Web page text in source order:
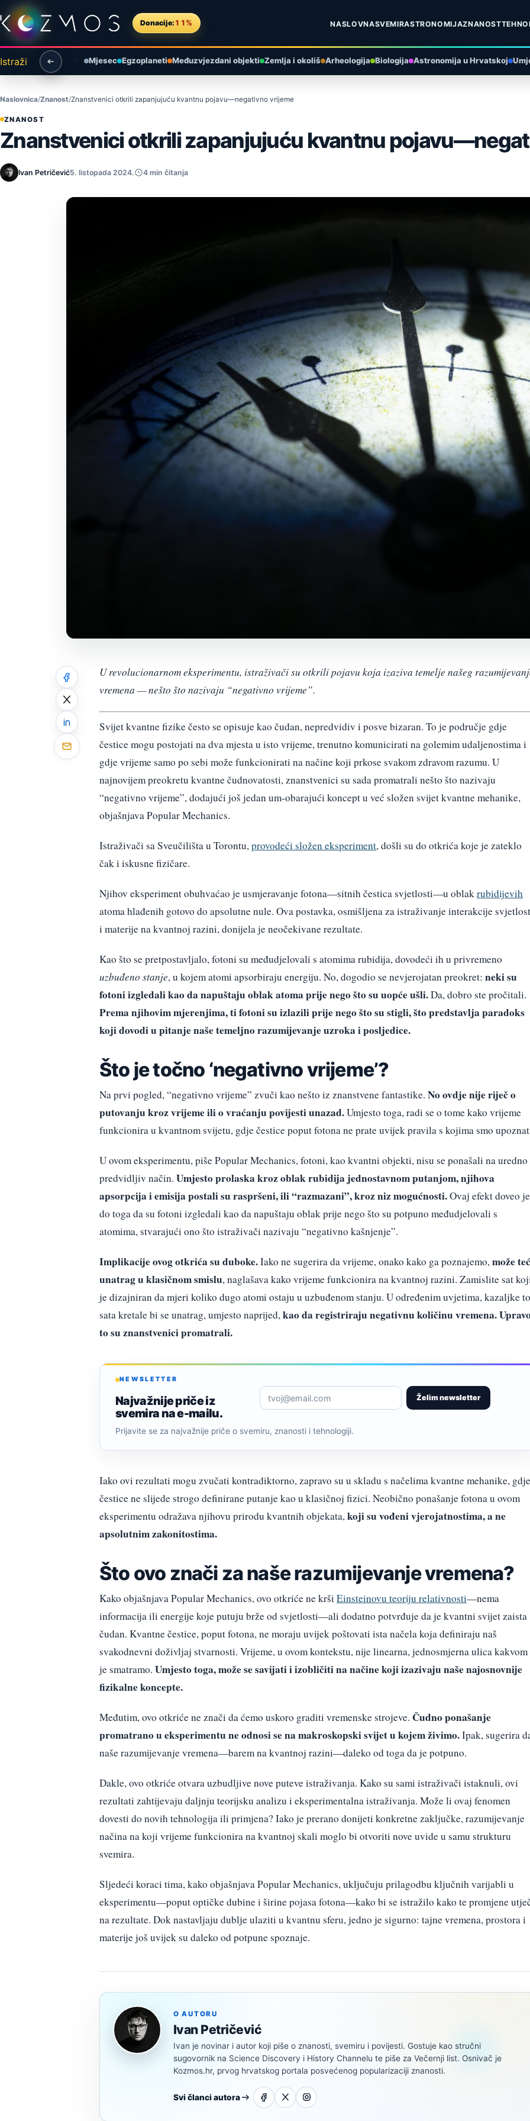
Preskoči na sadržaj
Donacije: 11% NASLOVNASVEMIRASTRONOMIJAZNANOST
Istraži Mjesec Egzoplaneti Međuzvjezdani objekti Zemlja i okoliš Arheologija Biologija Astronomija u Hrvatskoj
Naslovnica Znanost Znanstvenici otkrili zapanjujuću kvantnu pojavu—negativno vrijeme
ZNANOST
Znanstvenici otkrili zapanjujuću kvantnu
Ivan Petričević5. listopada 2024. 4 min čitanja
U revolucionarnom eksperimentu, istraživači su otkrili pojavu koja izaziva temelje našeg
vremena — nešto što nazivaju “negativno vrijeme”.
Svijet kvantne fizike često se opisuje kao čudan, nepredvidiv i posve bizaran. To je područje gdje
čestice mogu postojati na dva mjesta u isto vrijeme, trenutno komunicirati na golemim udaljenostima i
gdje vrijeme samo po sebi može funkcionirati na načine koji prkose svakom zdravom razumu. U
najnovijem preokretu kvantne čudnovatosti, znanstvenici su sada promatrali nešto što nazivaju
“negativno vrijeme”, dodajući još jedan um-obarajući koncept u već složen svijet kvantne mehanike,
objašnjava Popular Mechanics.
Istraživači sa Sveučilišta u Torontu,provodeći složen eksperiment, došli su do otkrića koje je zateklo
čak i iskusne fizičare.
Njihov eksperiment obuhvaćao je usmjeravanje fotona—sitnih čestica svjetlosti—u oblakrubidijevih
atoma hlađenih gotovo do apsolutne nule. Ova postavka, osmišljena za istraživanje interakcije
i materije na kvantnoj razini, donijela je neočekivane rezultate.
Kao što se pretpostavljalo, fotoni su međudjelovali s atomima rubidija, dovodeći ih u privremeno
uzbuđeno stanje, u kojem atomi apsorbiraju energiju. No, dogodio se nevjerojatan preokret: neki su
fotoni izgledali kao da napuštaju oblak atoma prije nego što su uopće ušli.Da, dobro ste pročitali.
Prema njihovim mjerenjima, ti fotoni su izlazili prije nego što su stigli, što predstavlja paradoks
koji dovodi u pitanje naše temeljno razumijevanje uzroka i posljedice.
Što je točno ‘negativno vrijeme’?
Na prvi pogled, “negativno vrijeme” zvuči kao nešto iz znanstvene fantastike. No ovdje nije riječ o
putovanju kroz vrijeme ili o vraćanju povijesti unazad.Umjesto toga, radi se o tome kako vrijeme
funkcionira u kvantnom svijetu, gdje čestice poput fotona ne prate uvijek pravila s kojima smo
U ovom eksperimentu, piše Popular Mechanics, fotoni, kao kvantni objekti, nisu se ponašali na uredno
predvidljiv način. Umjesto prolaska kroz oblak rubidija jednostavnom putanjom, njihova
apsorpcija i emisija postali su raspršeni, ili “razmazani”, kroz niz mogućnosti.Ovaj efekt doveo je
do toga da su fotoni izgledali kao da napuštaju oblak prije nego što su potpuno međudjelovali s
atomima, stvarajući ono što istraživači nazivaju “negativno kašnjenje”.
Implikacije ovog otkrića su duboke.Iako ne sugerira da vrijeme, onako kako ga poznajemo,može
unatrag u klasičnom smislu, naglašava kako vrijeme funkcionira na kvantnoj razini. Zamislite sat
je dizajniran da mjeri koliko dugo atomi ostaju u uzbuđenom stanju. U određenim uvjetima, kazaljke
sata kretale bi se unatrag, umjesto naprijed,kao da registriraju negativnu količinu vremena.
to su znanstvenici promatrali.
NEWSLETTER
Najvažnije priče iz
svemira na e-mailu.
Želim newsletter
Prijavite se za najvažnije priče o svemiru, znanosti i tehnologiji.
Iako ovi rezultati mogu zvučati kontradiktorno, zapravo su u skladu s načelima kvantne mehanike, gdje
čestice ne slijede strogo definirane putanje kao u klasičnoj fizici. Neobično ponašanje fotona u ovom
eksperimentu odražava njihovu prirodu kvantnih objekata,koji su vođeni vjerojatnostima, a ne
apsolutnim zakonitostima.
Što ovo znači za naše razumijevanje vremena?
Kako objašnjava Popular Mechanics, ovo otkriće ne krši Einsteinovu teoriju relativnosti—nema
informacija ili energije koje putuju brže od svjetlosti—ali dodatno potvrđuje da je kvantni svijet zaista
čudan. Kvantne čestice, poput fotona, ne moraju uvijek poštovati ista načela koja definiraju naš
svakodnevni doživljaj stvarnosti. Vrijeme, u ovom kontekstu, nije linearna, jednosmjerna ulica kakvom
je smatramo. Umjesto toga, može se savijati i izobličiti na načine koji izazivaju naše najosnovnije
fizikalne koncepte.
Međutim, ovo otkriće ne znači da ćemo uskoro graditi vremenske strojeve. Čudno ponašanje
promatrano u eksperimentu ne odnosi se na makroskopski svijet u kojem živimo.Ipak, sugerira
naše razumijevanje vremena—barem na kvantnoj razini—daleko od toga da je potpuno.
Dakle, ovo otkriće otvara uzbudljive nove puteve istraživanja. Kako su sami istraživači istaknuli, ovi
rezultati zahtijevaju daljnju teorijsku analizu i eksperimentalna istraživanja. Može li ovaj fenomen
dovesti do novih tehnologija ili primjena? Iako je prerano donijeti konkretne zaključke, razumijevanje
načina na koji vrijeme funkcionira na kvantnoj skali moglo bi otvoriti nove uvide u samu strukturu
svemira.
Sljedeći koraci tima, kako objašnjava Popular Mechanics, uključuju prilagodbu ključnih varijabli u
eksperimentu—poput optičke dubine i širine pojasa fotona—kako bi se istražilo kako te promjene
na rezultate. Dok nastavljaju dublje ulaziti u kvantnu sferu, jedno je sigurno: tajne vremena, prostora i
materije još uvijek su daleko od potpune spoznaje.
O AUTORU
Ivan Petričević
Ivan je novinar i autor koji piše o znanosti, svemiru i povijesti. Gostuje kao stručni
sugovornik na Science Discovery i History Channelu te piše za Večernji list. Osnivač je
Kozmos.hr, prvog hrvatskog portala posvećenog popularizaciji znanosti.
Svi članci autora